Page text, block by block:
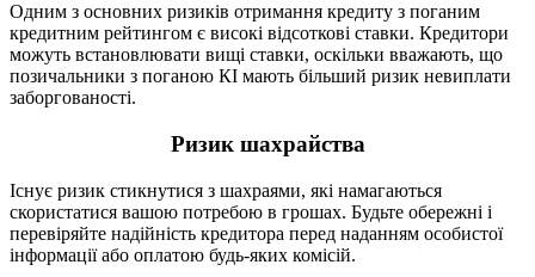
Одним з основних ризиків отримання кредиту з поганим
кредитним рейтингом є високі відсоткові ставки. Кредитори
можуть встановлювати вищі ставки, оскільки вважають, що
позичальники з поганою КІ мають більший ризик невиплати
заборгованості.
Ризик шахрайства
Існує ризик стикнутися з шахраями, які намагаються
скористатися вашою потребою в грошах. Будьте обережні і
перевіряйте надійність кредитора перед наданням особистої
інформації або оплатою будь-яких комісій.